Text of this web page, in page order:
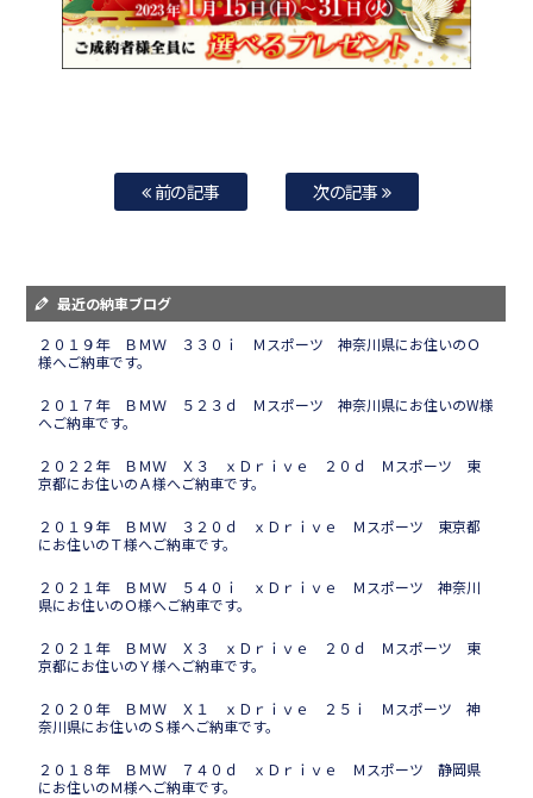
前の記事 次の記事
最近の納車ブログ
２０１９年 ＢＭＷ ３３０ｉ Ｍスポーツ 神奈川県にお住いのＯ
様へご納車です。
２０１７年 ＢＭＷ ５２３ｄ Ｍスポーツ 神奈川県にお住いのW様
へご納車です。
２０２２年 ＢＭＷ Ｘ３ ｘＤｒｉｖｅ ２０ｄ Ｍスポーツ 東
京都にお住いのＡ様へご納車です。
２０１９年 ＢＭＷ ３２０ｄ ｘＤｒｉｖｅ Ｍスポーツ 東京都
にお住いのＴ様へご納車です。
２０２１年 ＢＭＷ ５４０ｉ ｘＤｒｉｖｅ Ｍスポーツ 神奈川
県にお住いのＯ様へご納車です。
２０２１年 ＢＭＷ Ｘ３ ｘＤｒｉｖｅ ２０ｄ Ｍスポーツ 東
京都にお住いのＹ様へご納車です。
２０２０年 ＢＭＷ Ｘ１ ｘＤｒｉｖｅ ２５ｉ Ｍスポーツ 神
奈川県にお住いのＳ様へご納車です。
２０１８年 ＢＭＷ ７４０ｄ ｘＤｒｉｖｅ Ｍスポーツ 静岡県
にお住いのＭ様へご納車です。